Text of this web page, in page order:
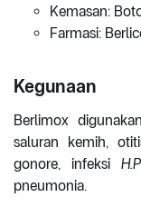
Kemasan:
Farmasi:
Kegunaan
Berlimox
saluran kemih,
gonore, infeksi
pneumonia.